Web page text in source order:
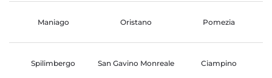
Maniago Oristano Pomezia
Spilimbergo San Gavino Monreale Ciampino